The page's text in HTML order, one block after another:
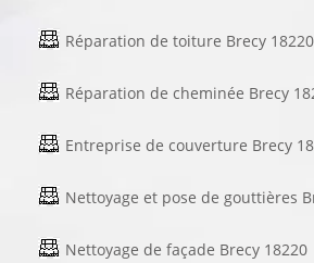
Réparation de toiture Brecy 18220
Réparation de cheminée Brecy
Entreprise de couverture Brecy
Nettoyage et pose de gouttières
Nettoyage de façade Brecy 18220